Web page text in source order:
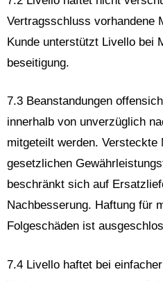
Vertragsschluss vorhandene
Kunde unterstützt Livello bei
beseitigung.
7.3 Beanstandungen
innerhalb von unverzüglich
mitgeteilt werden. Versteckte
gesetzlichen
beschränkt sich auf
Nachbesserung. Haftung für
Folgeschäden ist
7.4 Livello haftet bei